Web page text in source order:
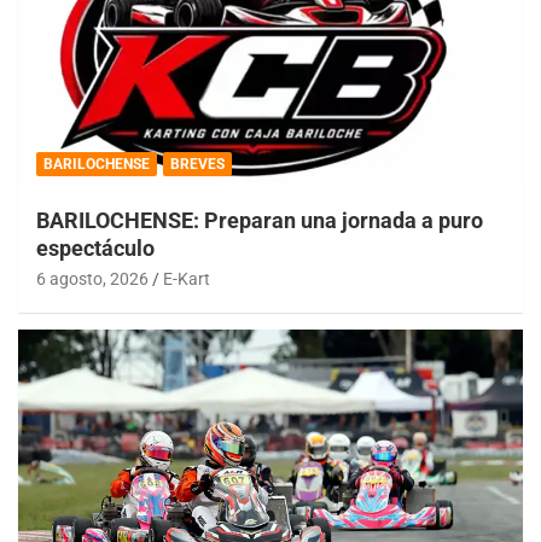
BARILOCHENSE BREVES
BARILOCHENSE: Preparan una jornada a puro
espectáculo
6 agosto, 2026 E-Kart